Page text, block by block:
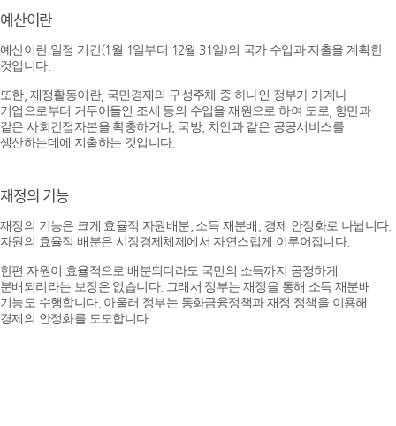
예산이란
예산이란 일정 기간(1월 1일부터 12월 31일)의 국가 수입과 지출을 계획한
것입니다.
또한, 재정활동이란, 국민경제의 구성주체 중 하나인 정부가 가계나
기업으로부터 거두어들인 조세 등의 수입을 재원으로 하여 도로, 항만과
같은 사회간접자본을 확충하거나, 국방, 치안과 같은 공공서비스를
생산하는데에 지출하는 것입니다.
재정의 기능
재정의 기능은 크게 효율적 자원배분, 소득 재분배, 경제 안정화로 나뉩니다.
자원의 효율적 배분은 시장경제체제에서 자연스럽게 이루어집니다.
한편 자원이 효율적으로 배분되더라도 국민의 소득까지 공정하게
분배되리라는 보장은 없습니다. 그래서 정부는 재정을 통해 소득 재분배
기능도 수행합니다. 아울러 정부는 통화금융정책과 재정 정책을 이용해
경제의 안정화를 도모합니다.